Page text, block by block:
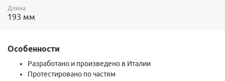
Длина
193 мм
Особенности
Разработано и произведено в Италии
Протестировано по частям